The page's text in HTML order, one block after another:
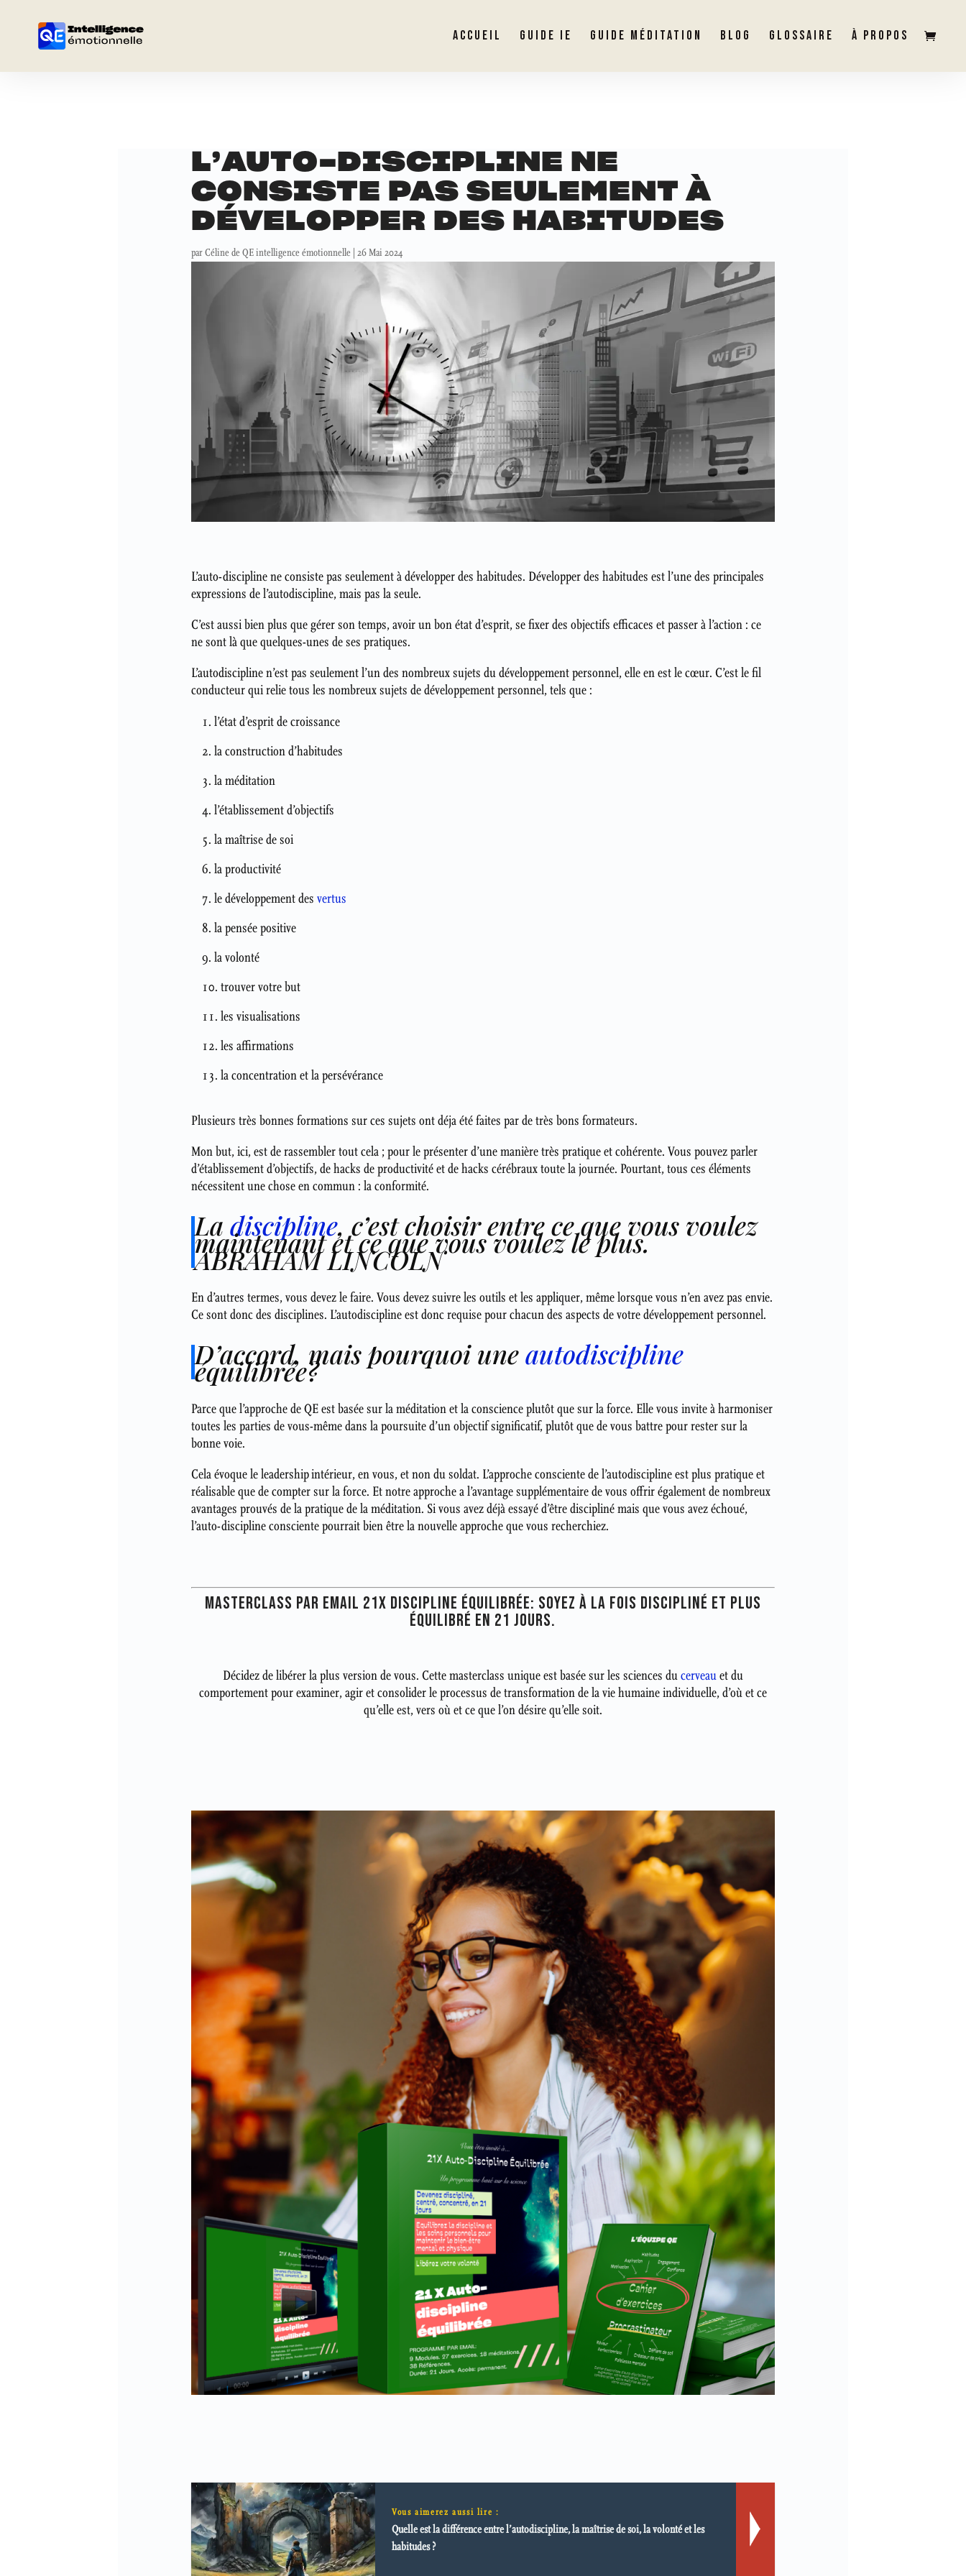
ACCUEIL GUIDE IE GUIDE MÉDITATION BLOG GLOSSAIRE À PROPOS
L’AUTO-DISCIPLINE NE
CONSISTE PAS SEULEMENT À
DÉVELOPPER DES HABITUDES
parCéline de QE intelligence émotionnelle 26 Mai 2024
L’auto-discipline ne consiste pas seulement à développer des habitudes. Développer des habitudes est l’une des principales
expressions de l’autodiscipline, mais pas la seule.
C’est aussi bien plus que gérer son temps, avoir un bon état d’esprit, se fixer des objectifs efficaces et passer à l’action : ce
ne sont là que quelques-unes de ses pratiques.
L’autodiscipline n’est pas seulement l’un des nombreux sujets du développement personnel, elle en est le cœur. C’est le fil
conducteur qui relie tous les nombreux sujets de développement personnel, tels que :
l’état d’esprit de croissance
la construction d’habitudes
la méditation
l’établissement d’objectifs
la maîtrise de soi
la productivité
le développement des vertus
la pensée positive
la volonté
trouver votre but
les visualisations
les affirmations
la concentration et la persévérance
Plusieurs très bonnes formations sur ces sujets ont déja été faites par de très bons formateurs.
Mon but, ici, est de rassembler tout cela ; pour le présenter d’une manière très pratique et cohérente. Vous pouvez parler
d’établissement d’objectifs, de hacks de productivité et de hacks cérébraux toute la journée. Pourtant, tous ces éléments
nécessitent une chose en commun : la conformité.
La discipline, c’est choisir entre ce que vous voulez
maintenant et ce que vous voulez le plus.
ABRAHAM LINCOLN
En d’autres termes, vous devez le faire. Vous devez suivre les outils et les appliquer, même lorsque vous n’en avez pas envie.
Ce sont donc des disciplines. L’autodiscipline est donc requise pour chacun des aspects de votre développement personnel.
D’accord, mais pourquoi uneautodiscipline
équilibrée?
Parce que l’approche de QE est basée sur la méditation et la conscience plutôt que sur la force. Elle vous invite à harmoniser
toutes les parties de vous-même dans la poursuite d’un objectif significatif, plutôt que de vous battre pour rester sur la
bonne voie.
Cela évoque le leadership intérieur, en vous, et non du soldat. L’approche consciente de l’autodiscipline est plus pratique et
réalisable que de compter sur la force. Et notre approche a l’avantage supplémentaire de vous offrir également de nombreux
avantages prouvés de la pratique de la méditation. Si vous avez déjà essayé d’être discipliné mais que vous avez échoué,
l’auto-discipline consciente pourrait bien être la nouvelle approche que vous recherchiez.
MASTERCLASS PAR EMAIL 21X DISCIPLINE ÉQUILIBRÉE: SOYEZ À LA FOIS DISCIPLINÉ ET PLUS
ÉQUILIBRÉ EN 21 JOURS.
Décidez de libérer la plus version de vous. Cette masterclass unique est basée sur les sciences ducerveauet du
comportement pour examiner, agir et consolider le processus de transformation de la vie humaine individuelle, d’où et ce
qu’elle est, vers où et ce que l’on désire qu’elle soit.
Vous aimerez aussi lire :
Quelle est la différence entre l’autodiscipline, la maîtrise de soi, la volonté et les
habitudes ?